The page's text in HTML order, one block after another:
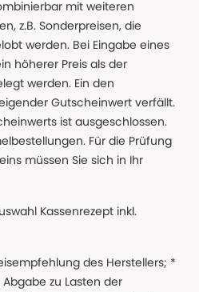
mit weiteren
z.B. Sonderpreisen, die
werden. Bei Eingabe eines
höherer Preis als der
werden. Ein den
Gutscheinwert verfällt.
ist ausgeschlossen.
Für die Prüfung
müssen Sie sich in Ihr
Kassenrezept inkl.
des Herstellers; *
zu Lasten der